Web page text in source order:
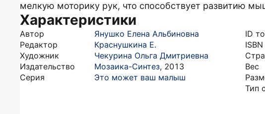
мелкую моторику рук, что способствует развитию
Характеристики
Автор
Янушко Елена Альбиновна
Редактор
Краснушкина Е.
Художник
Чекурина Ольга Дмитриевна
Издательство
Мозаика-Синтез, 2013
Серия
Это может ваш малыш
ID
ISBN
Вес
Тип